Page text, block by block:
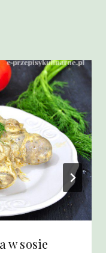
w sosie